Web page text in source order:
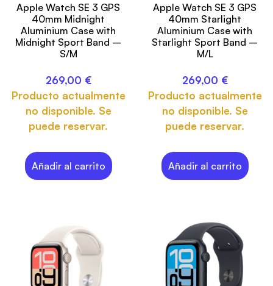
Apple Watch SE 3 GPS
40mm Midnight
Aluminium Case with
Midnight Sport Band –
S/M
269,00 €
Producto actualmente
no disponible. Se
puede reservar.
Añadir al carrito
Apple Watch SE 3 GPS
40mm Starlight
Aluminium Case with
Starlight Sport Band –
M/L
269,00 €
Producto actualmente
no disponible. Se
puede reservar.
Añadir al carrito